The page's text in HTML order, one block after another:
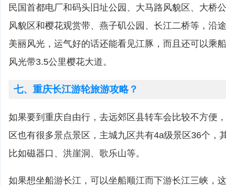
民国首都电厂和码头旧址公园、大马路风貌区、大桥
风貌区和樱花观赏带、燕子矶公园、长江二桥等，沿
美丽风光，运气好的话还能看见江豚，而且还可以乘
风光带3.5公里樱花大道。
七、重庆长江游轮旅游攻略？
如果要到重庆自由行，去远郊区县转车会比较不方便
区也有很多景点景区，主城九区共有4a级景区36个，
比如磁器口、洪崖洞、歌乐山等。
如果想坐船游长江，可以坐船顺江而下游长江三峡，